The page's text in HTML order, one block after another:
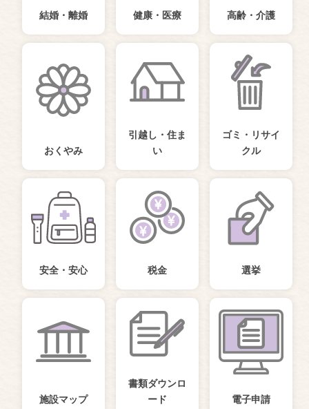
結婚・離婚 健康・医療 高齢・介護
おくやみ
引越し・住ま
い
ゴミ・リサイ
クル
安全・安心 税金 選挙
施設マップ
書類ダウンロ
ード
電子申請